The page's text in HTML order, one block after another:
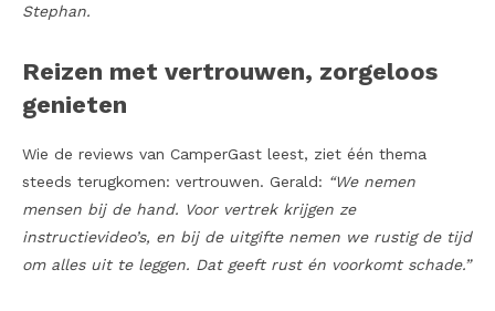
Stephan.
Reizen met vertrouwen, zorgeloos
genieten
Wie de reviews van CamperGast leest, ziet één thema
steeds terugkomen: vertrouwen. Gerald: “We nemen
mensen bij de hand. Voor vertrek krijgen ze
instructievideo’s, en bij de uitgifte nemen we rustig de tijd
om alles uit te leggen. Dat geeft rust én voorkomt schade.”